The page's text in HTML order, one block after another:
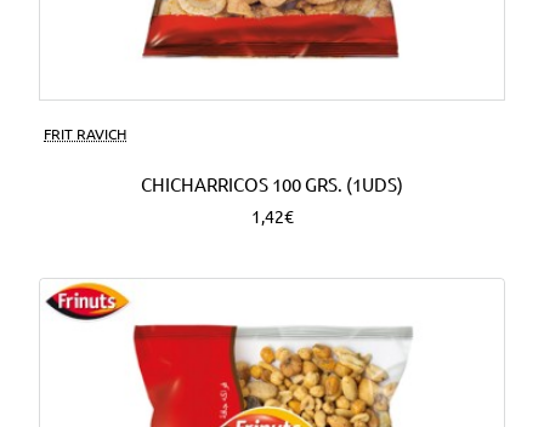
FRIT RAVICH
CHICHARRICOS 100 GRS. (1UDS)
1,42€